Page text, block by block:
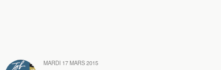
MARDI 17 MARS 2015